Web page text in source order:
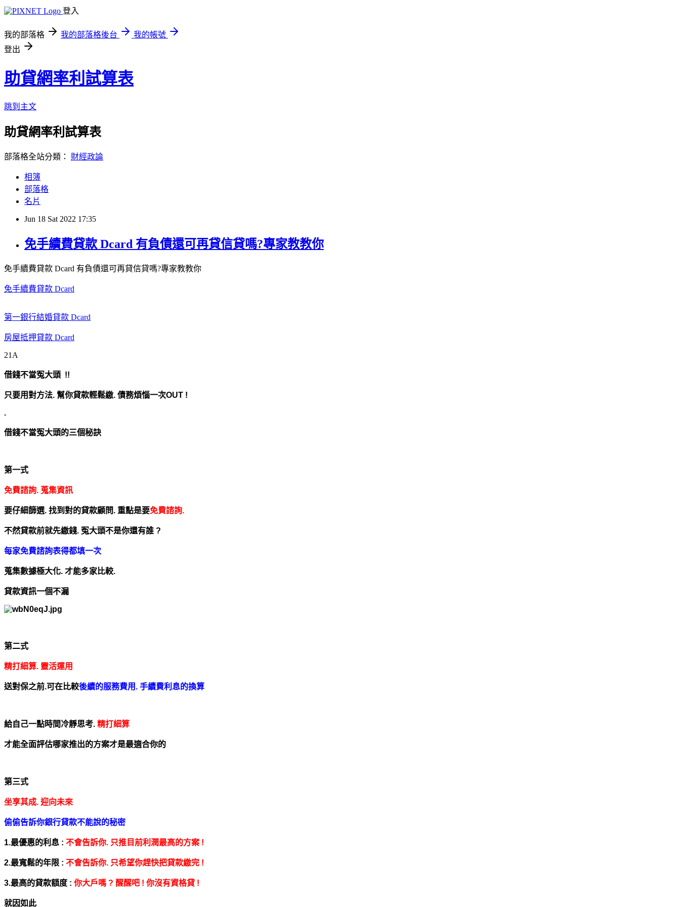
登入
我的部落格 我的部落格後台
我的帳號
登出
助貸網率利試算表
跳到主文
助貸網率利試算表
部落格全站分類： 財經政論
相簿
部落格
名片
Jun 18 Sat 2022 17:35
免手續費貸款 Dcard 有負債還可再貸信貸嗎?專家教教你
免手續費貸款 Dcard 有負債還可再貸信貸嗎?專家教教你
免手續費貸款 Dcard
第一銀行結婚貸款 Dcard
房屋抵押貸款 Dcard
21A
借錢不當冤大頭 !!
只要用對方法. 幫你貸款輕鬆繳. 債務煩惱一次OUT !
.
借錢不當冤大頭的三個秘訣
第一式
免費諮詢. 蒐集資訊
要仔細篩選. 找到對的貸款顧問. 重點是要免費諮詢.
不然貸款前就先繳錢. 冤大頭不是你還有誰 ?
每家免費諮詢表得都填一次
蒐集數據極大化. 才能多家比較.
貸款資訊一個不漏
第二式
精打細算. 靈活運用
送對保之前.可在比較後續的服務費用. 手續費利息的換算
給自己一點時間冷靜思考. 精打細算
才能全面評估哪家推出的方案才是最適合你的
第三式
坐享其成. 迎向未來
偷偷告訴你銀行貸款不能說的秘密
1.最優惠的利息 : 不會告訴你. 只推目前利潤最高的方案 !
2.最寬鬆的年限 : 不會告訴你. 只希望你趕快把貸款繳完 !
3.最高的貸款額度 : 你大戶嗎 ? 醒醒吧 ! 你沒有資格貸 !
就因如此